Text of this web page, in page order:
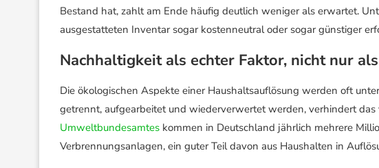
Bestand hat, zahlt am Ende häufig deutlich weniger als erwartet.
ausgestatteten Inventar sogar kostenneutral oder sogar günstiger
Nachhaltigkeit als echter Faktor, nicht nur
Die ökologischen Aspekte einer Haushaltsauflösung werden oft
getrennt, aufgearbeitet und wiederverwertet werden, verhindert
Umweltbundesamtes kommen in Deutschland jährlich mehrere
Verbrennungsanlagen, ein guter Teil davon aus Haushalten in